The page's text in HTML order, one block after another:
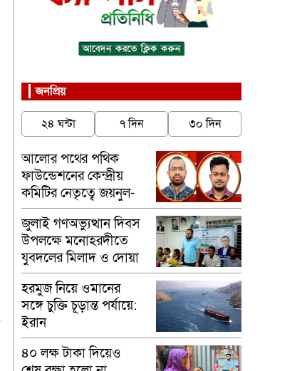
জনপ্রিয়
২৪ ঘন্টা ৭ দিন ৩০ দিন
আলোর পথের পথিক
ফাউন্ডেশনের কেন্দ্রীয়
কমিটির নেতৃত্বে জয়নুল-
মাসুম
জুলাই গণঅভ্যুত্থান দিবস
উপলক্ষে মনোহরদীতে
যুবদলের মিলাদ ও দোয়া
মাহফিল অনুষ্ঠিত
হরমুজ নিয়ে ওমানের
সঙ্গে চুক্তি চূড়ান্ত পর্যায়ে:
ইরান
৪০ লক্ষ টাকা দিয়েও